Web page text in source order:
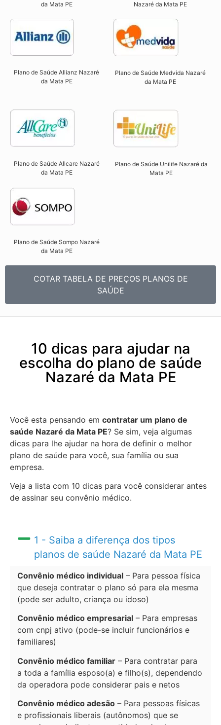
da Mata PE​
Nazaré da Mata PE​
Plano de Saúde Allianz Nazaré
da Mata PE​
Plano de Saúde Medvida Nazaré
da Mata PE
Plano de Saúde Allcare Nazaré
da Mata PE​
Plano de Saúde Unilife Nazaré da
Mata PE​
Plano de Saúde Sompo Nazaré
da Mata PE​
COTAR TABELA DE PREÇOS PLANOS DE
SAÚDE
10 dicas para ajudar na
escolha do plano de saúde
Nazaré da Mata PE
Você esta pensando em contratar um plano de
saúde Nazaré da Mata PE? Se sim, veja algumas
dicas para lhe ajudar na hora de definir o melhor
plano de saúde para você, sua família ou sua
empresa.
Veja a lista com 10 dicas para você considerar antes
de assinar seu convênio médico.
1 - Saiba a diferença dos tipos
planos de saúde Nazaré da Mata PE
Convênio médico individual – Para pessoa física
que deseja contratar o plano só para ela mesma
(pode ser adulto, criança ou idoso)
Convênio médico empresarial – Para empresas
com cnpj ativo (pode-se incluir funcionários e
familiares)
Convênio médico familiar – Para contratar para
a toda a família esposo(a) e filho(s), dependendo
da operadora pode considerar pais e netos
Convênio médico adesão – Para pessoas físicas
e profissionais liberais (autônomos) que se